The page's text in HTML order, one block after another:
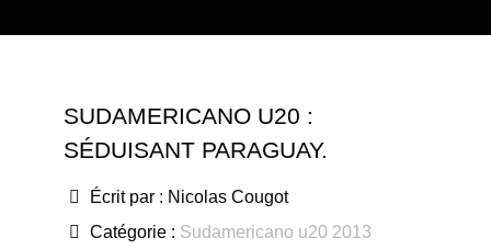
SUDAMERICANO U20 :
SÉDUISANT PARAGUAY.
Écrit par : Nicolas Cougot
Catégorie : Sudamericano u20 2013